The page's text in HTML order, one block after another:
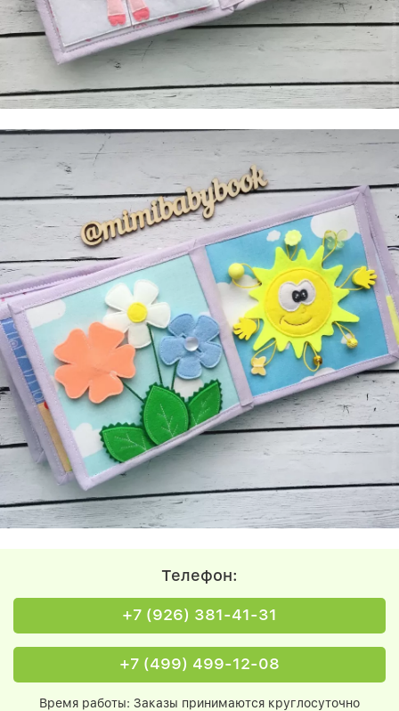
Телефон:
+7 (926) 381-41-31
+7 (499) 499-12-08
Время работы: Заказы принимаются круглосуточно